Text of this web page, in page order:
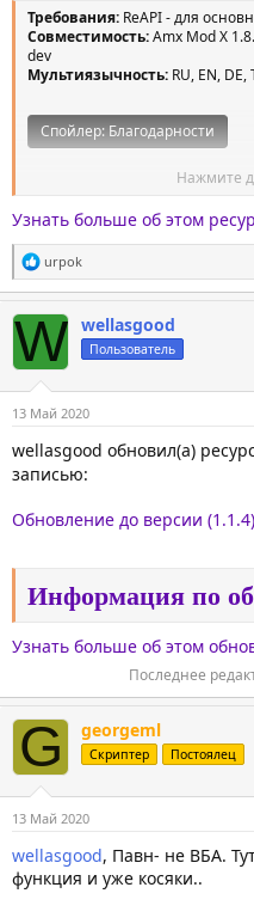
Требования: ReAPI - для
Совместимость:Amx Mod X
dev
Мультиязычность: RU, EN, DE,
Спойлер:Благодарности
Коронавирус (COVID) режим,
Плагин может работать в двух
1. Маски ставятся...
Нажмите
Узнать больше об этом
С
и
м
п
а
т
и
и
urpok
W wellasgood
Пользователь
13 Май 2020
wellasgood обновил(а)
записью:
Обновление до версии (1.1.4)
Информация по
Узнать больше об этом
Последнее
G georgeml
Скриптер Постоялец
13 Май 2020
wellasgood, Павн- не ВБА.
функция и уже косяки..